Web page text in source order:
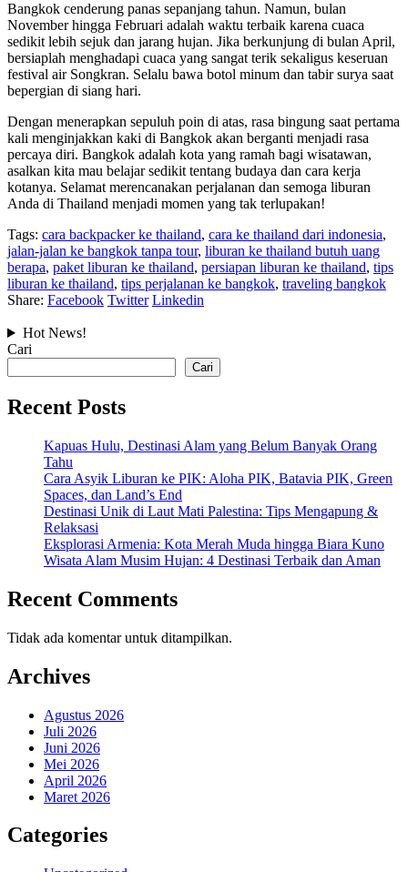
Bangkok cenderung panas sepanjang tahun. Namun, bulan
November hingga Februari adalah waktu terbaik karena cuaca
sedikit lebih sejuk dan jarang hujan. Jika berkunjung di bulan April,
bersiaplah menghadapi cuaca yang sangat terik sekaligus keseruan
festival air Songkran. Selalu bawa botol minum dan tabir surya saat
bepergian di siang hari.
Dengan menerapkan sepuluh poin di atas, rasa bingung saat pertama
kali menginjakkan kaki di Bangkok akan berganti menjadi rasa
percaya diri. Bangkok adalah kota yang ramah bagi wisatawan,
asalkan kita mau belajar sedikit tentang budaya dan cara kerja
kotanya. Selamat merencanakan perjalanan dan semoga liburan
Anda di Thailand menjadi momen yang tak terlupakan!
Tags: cara backpacker ke thailand, cara ke thailand dari indonesia,
jalan-jalan ke bangkok tanpa tour, liburan ke thailand butuh uang
berapa, paket liburan ke thailand, persiapan liburan ke thailand, tips
liburan ke thailand, tips perjalanan ke bangkok, traveling bangkok
Share: Facebook Twitter Linkedin
Hot News!
Cari
Cari
Recent Posts
Kapuas Hulu, Destinasi Alam yang Belum Banyak Orang
Tahu
Cara Asyik Liburan ke PIK: Aloha PIK, Batavia PIK, Green
Spaces, dan Land’s End
Destinasi Unik di Laut Mati Palestina: Tips Mengapung &
Relaksasi
Eksplorasi Armenia: Kota Merah Muda hingga Biara Kuno
Wisata Alam Musim Hujan: 4 Destinasi Terbaik dan Aman
Recent Comments
Tidak ada komentar untuk ditampilkan.
Archives
Agustus 2026
Juli 2026
Juni 2026
Mei 2026
April 2026
Maret 2026
Categories